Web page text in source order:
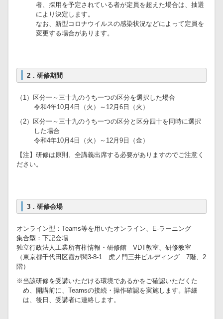
者、採用を予定されている者が定員を超えた場合は、抽選
により決定します。
なお、新型コロナウイルスの感染状況などによって定員を
変更する場合があります。
2．研修期間
（1）区分一～三十九のうち一つの区分を選択した場合
令和4年10月4日（ 火 ）～12月6日（火）
（2）区分一～三十九のうち一つの区分と区分四十を同時に選択
した場合
令和4年10月4日（ 火 ）～12月9日（金）
【注】研修は原則、全講義出席する必要がありますのでご注意く
ださい。
3．研修会場
オンライン型：Teams等を用いたオンライン、E-ラーニング
集合型：下記会場
独立行政法人工業所有権情報・研修館 VDT教室、研修教室
（東京都千代田区霞が関3-8-1 虎ノ門三井ビルディング 7階、2
階）
※当該研修を受講いただける環境であるかをご確認いただくた
め、開講前に、Teamsの接続・操作確認を実施します。詳細
は、後日、受講者に連絡します。